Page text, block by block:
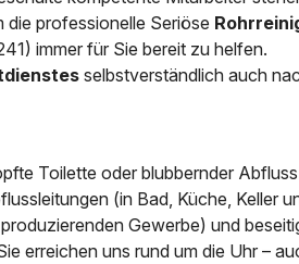
die professionelle Seriöse
immer für Sie bereit zu helfen.
selbstverständlich auch
Toilette oder blubbernder
(in Bad, Küche, Keller
Gewerbe) und
erreichen uns rund um die Uhr –